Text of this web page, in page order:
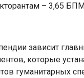
– 3,65 БПМ
зависит
которые
гуманитарных